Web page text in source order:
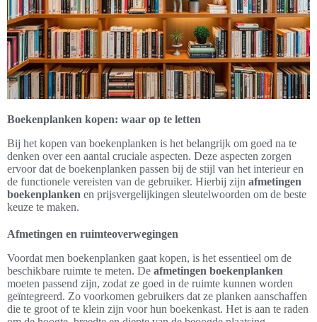
Boekenplanken kopen: waar op te letten
Bij het kopen van boekenplanken is het belangrijk om goed na te
denken over een aantal cruciale aspecten. Deze aspecten zorgen
ervoor dat de boekenplanken passen bij de stijl van het interieur en
de functionele vereisten van de gebruiker. Hierbij zijn afmetingen
boekenplanken en prijsvergelijkingen sleutelwoorden om de beste
keuze te maken.
Afmetingen en ruimteoverwegingen
Voordat men boekenplanken gaat kopen, is het essentieel om de
beschikbare ruimte te meten. De afmetingen boekenplanken
moeten passend zijn, zodat ze goed in de ruimte kunnen worden
geïntegreerd. Zo voorkomen gebruikers dat ze planken aanschaffen
die te groot of te klein zijn voor hun boekenkast. Het is aan te raden